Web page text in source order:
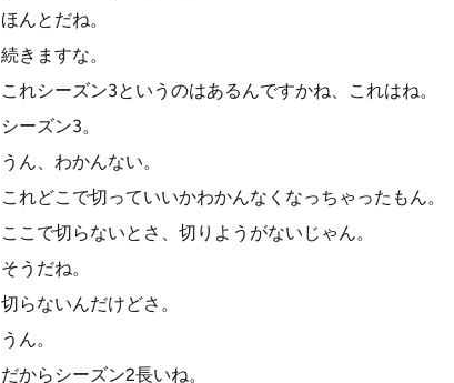
ほんとだね。
続きますな。
これシーズン3というのはあるんですかね、これはね。
シーズン3。
うん、わかんない。
これどこで切っていいかわかんなくなっちゃったもん。
ここで切らないとさ、切りようがないじゃん。
そうだね。
切らないんだけどさ。
うん。
だからシーズン2長いね。